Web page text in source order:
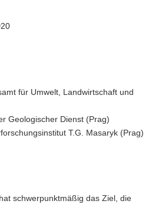
für Umwelt, Landwirtschaft und
Geologischer Dienst (Prag)
T.G. Masaryk (Prag)
hat schwerpunktmäßig das Ziel, die